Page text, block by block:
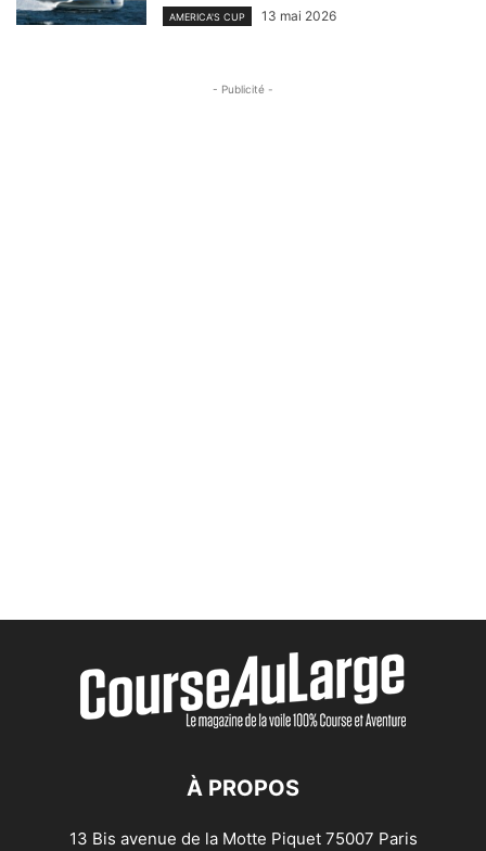
AMERICA'S CUP 13 mai 2026
- Publicité -
À PROPOS
13 Bis avenue de la Motte Piquet 75007 Paris